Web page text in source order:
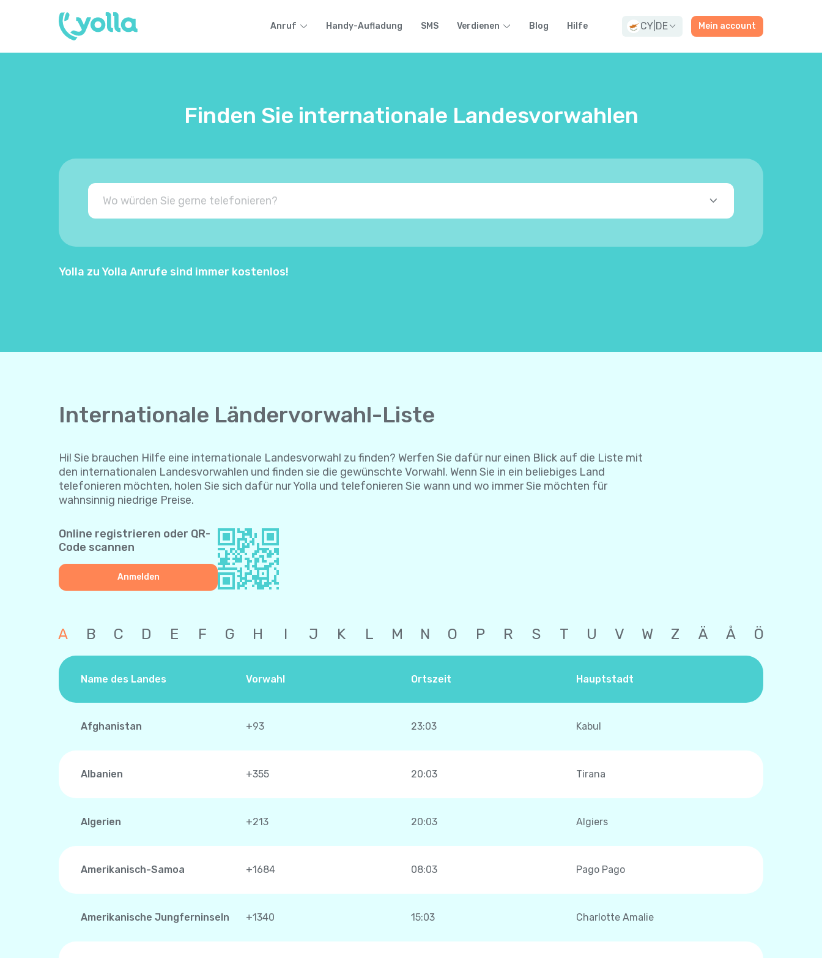
Anruf Handy-Aufladung SMS Verdienen Blog Hilfe CY DE Mein account
Finden Sie internationale Landesvorwahlen
Yolla zu Yolla Anrufe sind immer kostenlos!
Internationale Ländervorwahl-Liste
Hi! Sie brauchen Hilfe eine internationale Landesvorwahl zu finden? Werfen Sie dafür nur einen Blick auf die Liste mit
den internationalen Landesvorwahlen und finden sie die gewünschte Vorwahl. Wenn Sie in ein beliebiges Land
telefonieren möchten, holen Sie sich dafür nur Yolla und telefonieren Sie wann und wo immer Sie möchten für
wahnsinnig niedrige Preise.
Online registrieren oder QR-
Code scannen
Anmelden
A B C D E F G H I J K L M N O P R S T U V W Z Ä Å Ö
Name des Landes Vorwahl Ortszeit Hauptstadt
Afghanistan +93 23:03 Kabul
Albanien +355 20:03 Tirana
Algerien +213 20:03 Algiers
Amerikanisch-Samoa +1684 08:03 Pago Pago
Amerikanische Jungferninseln +1340 15:03 Charlotte Amalie